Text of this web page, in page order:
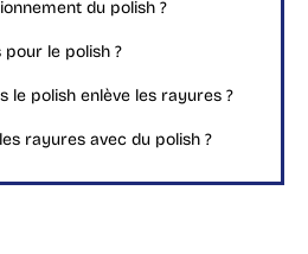
du polish ?
pour le polish ?
le polish enlève les rayures ?
rayures avec du polish ?